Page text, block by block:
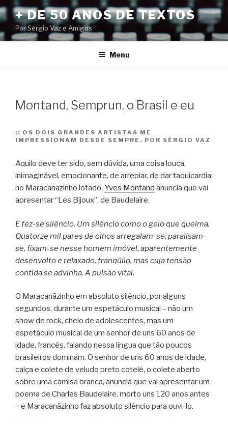
Pular
para
o
conteúdo
+ DE 50 ANOS DE TEXTOS
Por Sérgio Vaz e Amigos
Menu
Montand, Semprun, o Brasil e eu
:: OS DOIS GRANDES ARTISTAS ME
IMPRESSIONAM DESDE SEMPRE. POR SÉRGIO VAZ
Aquilo deve ter sido, sem dúvida, uma coisa louca,
inimaginável, emocionante, de arrepiar, de dar taquicardia:
no Maracanãzinho lotado, Yves Montand anuncia que vai
apresentar “Les Bijoux”, de Baudelaire.
E fez-se silêncio. Um silêncio como o gelo que queima.
Quatorze mil pares de olhos arregalam-se, paralisam-
se, fixam-se nesse homem imóvel, aparentemente
desenvolto e relaxado, tranqüilo, mas cuja tensão
contida se advinha. A pulsão vital.
O Maracanãzinho em absoluto silêncio, por alguns
segundos, durante um espetáculo musical – não um
show de rock, cheio de adolescentes, mas um
espetáculo musical de um senhor de uns 60 anos de
idade, francês, falando nessa língua que tão poucos
brasileiros dominam. O senhor de uns 60 anos de idade,
calça e colete de veludo preto cotelê, o colete aberto
sobre uma camisa branca, anuncia que vai apresentar um
poema de Charles Baudelaire, morto uns 120 anos antes
– e Maracanãzinho faz absoluto silêncio para ouvi-lo.